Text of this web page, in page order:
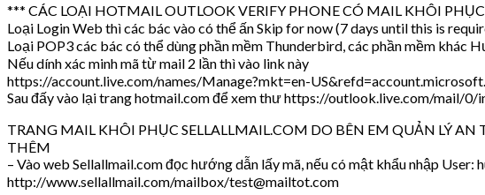
*** CÁC LOẠI HOTMAIL OUTLOOK VERIFY PHONE CÓ MAIL KHÔI
Loại Login Web thì các bác vào có thể ấn Skip for now (7 days until this is
Loại POP3 các bác có thể dùng phần mềm Thunderbird, các phần mềm khác
Nếu dính xác minh mã từ mail 2 lần thì vào link này
https://account.live.com/names/Manage?mkt=en-
Sau đấy vào lại trang hotmail.com để xem thư https://outlook.live.com/mail/0/
TRANG MAIL KHÔI PHỤC SELLALLMAIL.COM DO BÊN EM QUẢN LÝ
THÊM
– Vào web Sellallmail.com đọc hướng dẫn lấy mã, nếu có mật khẩu nhập
http://www.sellallmail.com/mailbox/test@mailtot.com